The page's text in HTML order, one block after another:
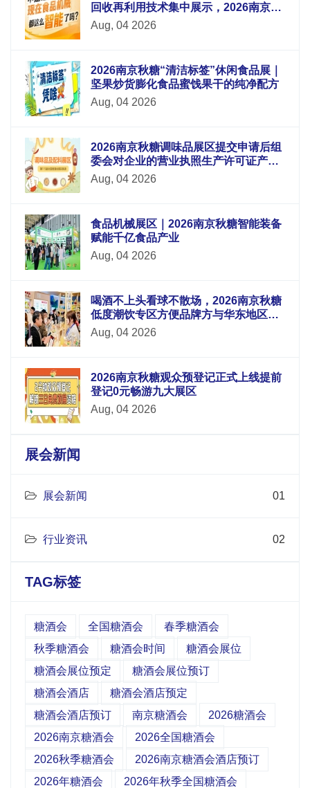
回收再利用技术集中展示，2026南京秋
糖9号馆循环经济
Aug, 04 2026
2026南京秋糖“清洁标签”休闲食品展｜
坚果炒货膨化食品蜜饯果干的纯净配方
Aug, 04 2026
2026南京秋糖调味品展区提交申请后组
委会对企业的营业执照生产许可证产品
检测报告等材料进行审核
Aug, 04 2026
食品机械展区｜2026南京秋糖智能装备
赋能千亿食品产业
Aug, 04 2026
喝酒不上头看球不散场，2026南京秋糖
低度潮饮专区方便品牌方与华东地区酒
吧连锁便利店电商平台采购商面对面洽
Aug, 04 2026
2026南京秋糖观众预登记正式上线提前
登记0元畅游九大展区
Aug, 04 2026
展会新闻
展会新闻 01
行业资讯 02
TAG标签
糖酒会 全国糖酒会
春季糖酒会
秋季糖酒会
糖酒会时间
糖酒会展位
糖酒会展位预定
糖酒会展位预订
糖酒会酒店
糖酒会酒店预定
糖酒会酒店预订
南京糖酒会
2026糖酒会
2026南京糖酒会
2026全国糖酒会
2026秋季糖酒会
2026南京糖酒会酒店预订
2026年糖酒会
2026年秋季全国糖酒会